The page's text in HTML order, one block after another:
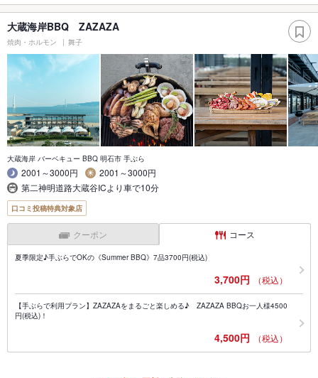
大蔵海岸BBQ ZAZAZA
焼肉・ホルモン 舞子
大蔵海岸 バーベキュー BBQ 明石市 手ぶら
2001～3000円
2001～3000円
第二神明道路大蔵谷ICより車で10分
口コミ投稿特典対象店
クーポン コース
夏季限定♪手ぶらでOKの《Summer BBQ》7品3700円(税込)
3,700円 （税込）
【手ぶらで利用プラン】ZAZAZAをまるごと楽しめる♪ ZAZAZA BBQお一人様4500
円(税込)！
4,500円 （税込）